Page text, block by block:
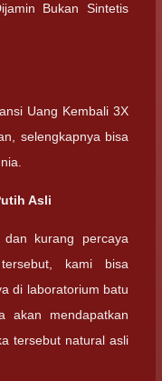
Bukan Sintetis
Uang Kembali 3X
selengkapnya bisa
Asli
kurang percaya
kami bisa
di laboratorium batu
akan mendapatkan
tersebut natural asli